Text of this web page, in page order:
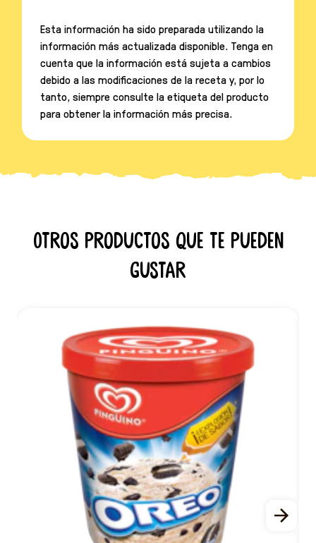
Esta información ha sido preparada utilizando la
información más actualizada disponible. Tenga en
cuenta que la información está sujeta a cambios
debido a las modificaciones de la receta y, por lo
tanto, siempre consulte la etiqueta del producto
para obtener la información más precisa.
Otros productos que te pueden
gustar